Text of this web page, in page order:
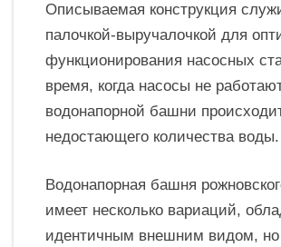
Описываемая конструкция
палочкой-выручалочкой для
функционирования насосных
время, когда насосы не
водонапорной башни
недостающего количества воды.
Водонапорная башня
имеет несколько вариаций,
идентичным внешним видом, но